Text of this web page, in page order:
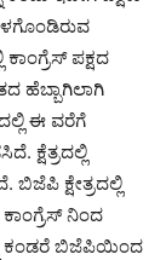
ಪಕ್ಷದ
ಹೆಬ್ಬಾಗಿಲಾಗಿ
ಈ ವರೆಗೆ
ಕ್ಷೆತ್ರದಲ್ಲಿ
ಬಿಜೆಪಿ ಕ್ಷೇತ್ರದಲ್ಲಿ
ನಿಂದ
ಕಂಡರೆ ಬಿಜೆಪಿಯಿಂದ